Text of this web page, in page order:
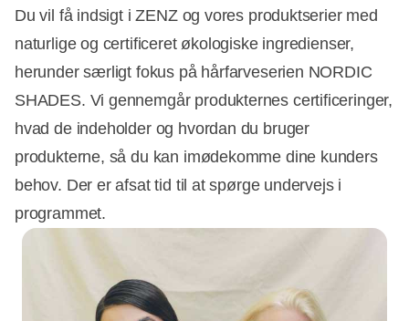
Du vil få indsigt i ZENZ og vores produktserier med
naturlige og certificeret økologiske ingredienser,
herunder særligt fokus på hårfarveserien NORDIC
SHADES. Vi gennemgår produkternes certificeringer,
hvad de indeholder og hvordan du bruger
produkterne, så du kan imødekomme dine kunders
behov. Der er afsat tid til at spørge undervejs i
programmet.